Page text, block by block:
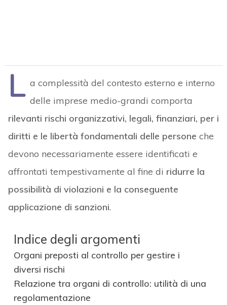
L a complessità del contesto esterno e interno
delle imprese medio-grandi comporta
rilevanti rischi organizzativi, legali, finanziari, per i
diritti e le libertà fondamentali delle persone che
devono necessariamente essere identificati e
affrontati tempestivamente al fine di ridurre la
possibilità di violazioni e la conseguente
applicazione di sanzioni.
Indice degli argomenti
Organi preposti al controllo per gestire i
diversi rischi
Relazione tra organi di controllo: utilità di una
regolamentazione